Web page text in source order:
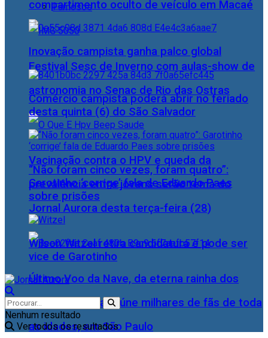
Famosos
Festival Sesc de Inverno com aulas-show de
astronomia no Senac de Rio das Ostras
Vacinação contra o HPV e queda da
prevalência entre jovens serão tema do
Jornal Aurora desta terça-feira (28)
Último Voo da Nave, da eterna rainha dos
Baixinhos, Xuxa reúne milhares de fãs de toda
as idades, em São Paulo
compartimento oculto de veículo em Macaé
Inovação campista ganha palco global
Comércio campista poderá abrir no feriado
desta quinta (6) do São Salvador
“Não foram cinco vezes, foram quatro”:
Garotinho ‘corrige’ fala de Eduardo Paes
sobre prisões
Wilson Witzel retira candidatura e pode ser
vice de Garotinho
Nenhum resultado
Ver todos os resultados